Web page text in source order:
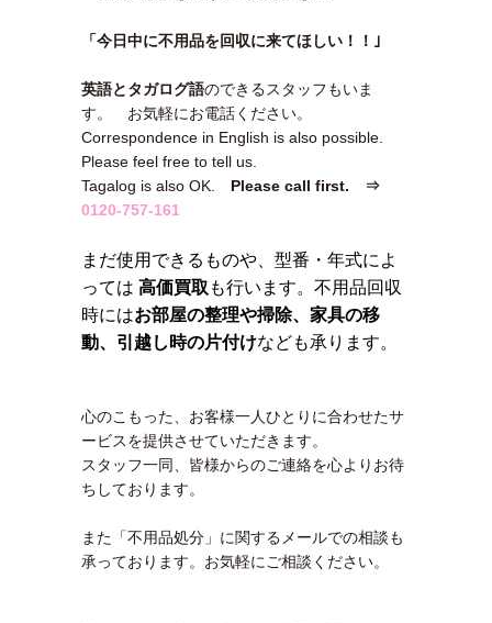
「今日中に不用品を回収に来てほしい！！｣
英語とタガログ語のできるスタッフもいま
す。 お気軽にお電話ください。
Correspondence in English is also possible.
Please feel free to tell us.
Tagalog is also OK. Please call first. ⇒
0120-757-161
まだ使用できるものや、型番・年式によ
っては 高価買取 も行います。不用品回収
時にはお部屋の整理や掃除、家具の移
動、引越し時の片付けなども承ります。
心のこもった、お客様一人ひとりに合わせたサ
ービスを提供させていただきます。
スタッフ一同、皆様からのご連絡を心よりお待
ちしております。
また「不用品処分」に関するメールでの相談も
承っております。お気軽にご相談ください。